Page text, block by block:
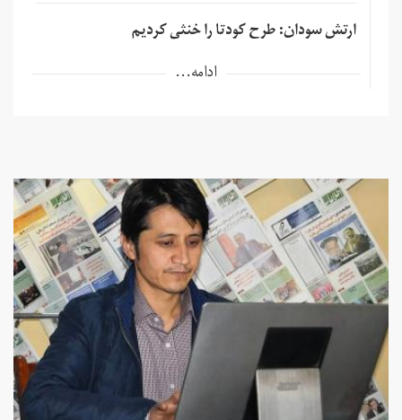
ارتش سودان: طرح کودتا را خنثی کردیم
ادامه...